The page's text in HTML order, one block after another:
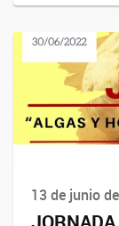
13 de junio